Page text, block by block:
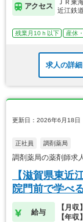
アクセス
ＪＲ東
近江鉄
残業月10ｈ以下 産休
求人の詳
更新日：2026年6月18日
正社員 調剤薬局
調剤薬局の薬剤師求
【滋賀県東近
院門前で学べ
給与
【月
【年